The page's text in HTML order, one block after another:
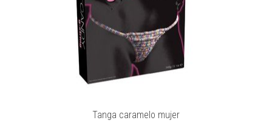
Tanga caramelo mujer